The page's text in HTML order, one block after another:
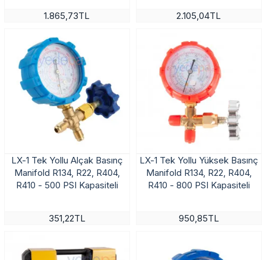
1.865,73TL 2.105,04TL
LX-1 Tek Yollu Alçak Basınç
Manifold R134, R22, R404,
R410 - 500 PSI Kapasiteli
351,22TL
LX-1 Tek Yollu Yüksek Basınç
Manifold R134, R22, R404,
R410 - 800 PSI Kapasiteli
950,85TL